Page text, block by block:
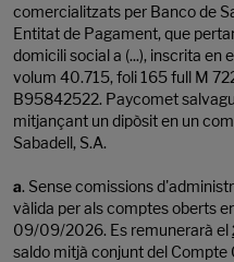
comercialitzats per Banco de
Entitat de Pagament, que
domicili social a (...), inscrita en
volum 40.715, foli 165 full M
B95842522. Paycomet
mitjançant un dipòsit en un
Sabadell, S.A.
a. Sense comissions
vàlida per als comptes oberts
09/09/2026. Es remunerarà el
saldo mitjà conjunt del Compte